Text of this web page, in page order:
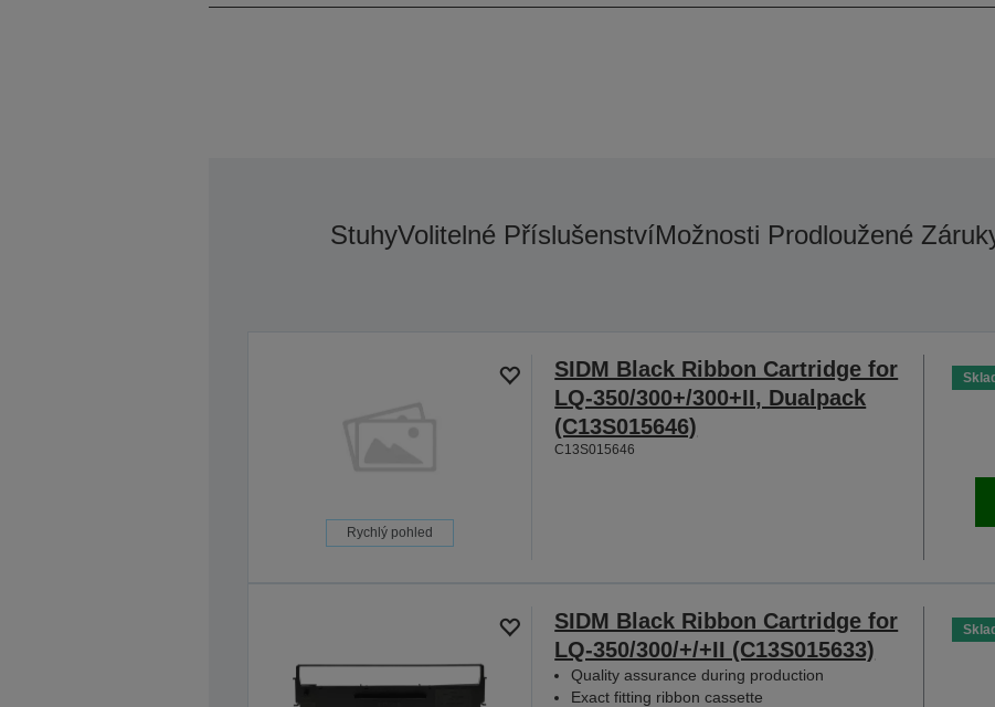
StuhyVolitelné PříslušenstvíMožnosti Prodloužené
Rychlý pohled
SIDM Black Ribbon Cartridge for
LQ-350/300+/300+II, Dualpack
(C13S015646)
C13S015646
SIDM Black Ribbon Cartridge for
LQ-350/300/+/+II (C13S015633)
Quality assurance during production
Exact fitting ribbon cassette